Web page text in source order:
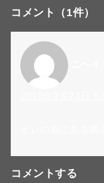
コメント （1件）
コメントする